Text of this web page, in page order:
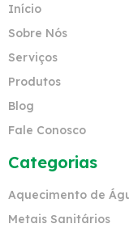
Início
Sobre Nós
Serviços
Produtos
Blog
Fale Conosco
Categorias
Aquecimento de
Metais Sanitários